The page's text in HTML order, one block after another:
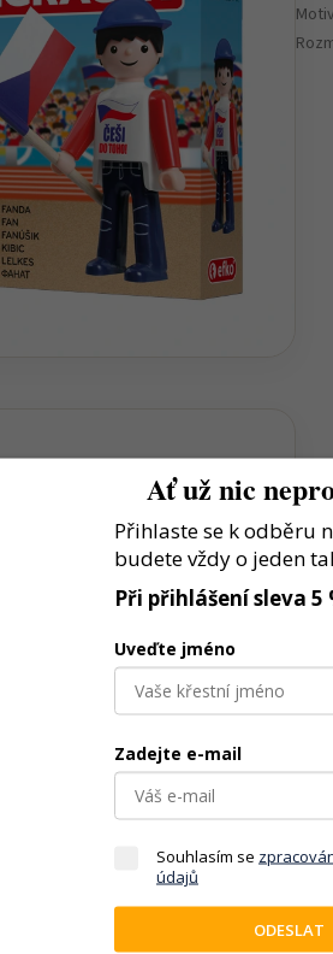
při hře přirozeně osvojují
Ať už nic
Přihlaste se k odběru
budete vždy o jeden
Při přihlášení sleva 5
Uveďte jméno
Zadejte e-mail
Souhlasím se
údajů
ODESLAT